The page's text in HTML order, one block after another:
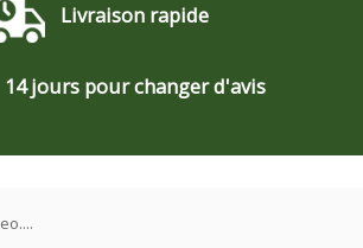
Livraison rapide
14 jours pour changer d'avis